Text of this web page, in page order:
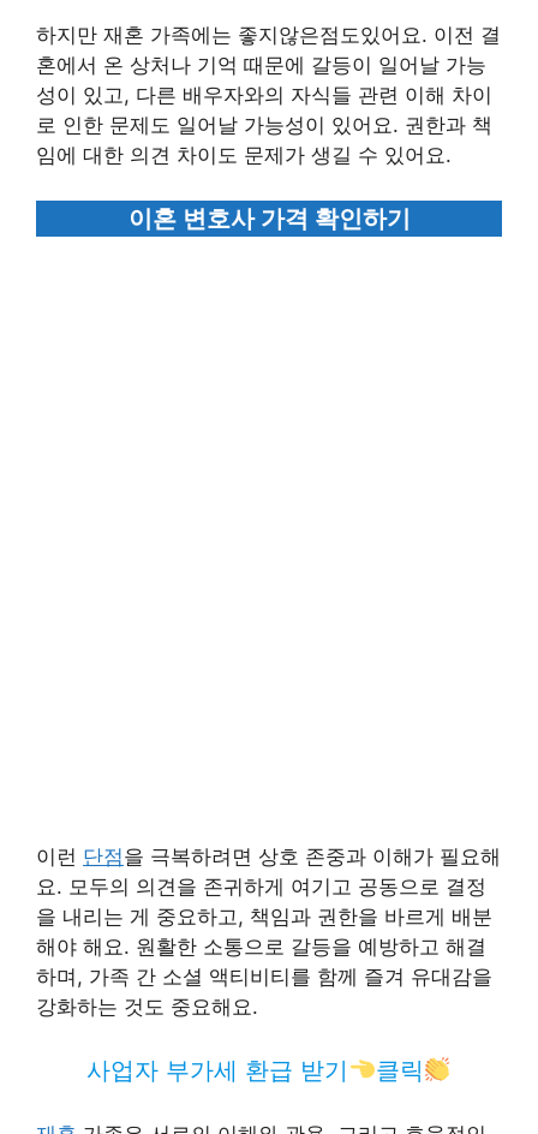
하지만 재혼 가족에는 좋지않은점도있어요. 이전 결
혼에서 온 상처나 기억 때문에 갈등이 일어날 가능
성이 있고, 다른 배우자와의 자식들 관련 이해 차이
로 인한 문제도 일어날 가능성이 있어요. 권한과 책
임에 대한 의견 차이도 문제가 생길 수 있어요.
이혼 변호사 가격 확인하기
이런 단점을 극복하려면 상호 존중과 이해가 필요해
요. 모두의 의견을 존귀하게 여기고 공동으로 결정
을 내리는 게 중요하고, 책임과 권한을 바르게 배분
해야 해요. 원활한 소통으로 갈등을 예방하고 해결
하며, 가족 간 소셜 액티비티를 함께 즐겨 유대감을
강화하는 것도 중요해요.
사업자 부가세 환급 받기 클릭